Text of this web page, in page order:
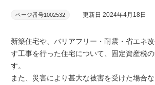
ページ番号1002532 更新日 2024年4月18日
新築住宅や、バリアフリー・耐震・省エネ
す工事を行った住宅について、固定資産税
す。
また、災害により甚大な被害を受けた場合